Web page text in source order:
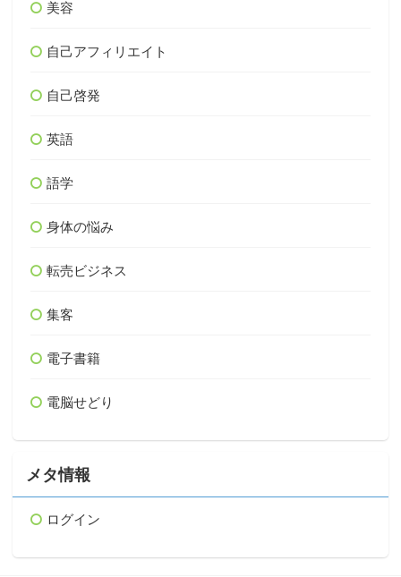
美容
自己アフィリエイト
自己啓発
英語
語学
身体の悩み
転売ビジネス
集客
電子書籍
電脳せどり
メタ情報
ログイン